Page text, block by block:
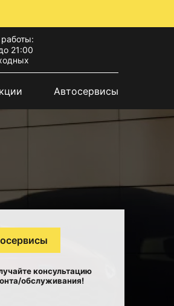
21:00
Автосервисы
консультацию
обслуживания!